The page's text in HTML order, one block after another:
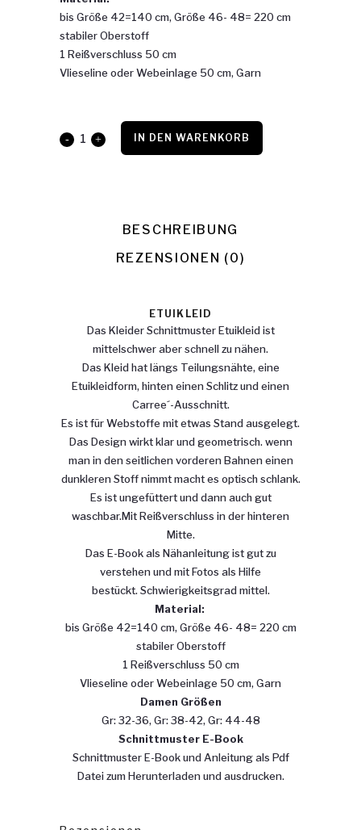
bis Größe 42=140 cm, Größe 46- 48= 220 cm
stabiler Oberstoff
1 Reißverschluss 50 cm
Vlieseline oder Webeinlage 50 cm, Garn
Etuikleid IN DEN WARENKORB
BESCHREIBUNG
REZENSIONEN (0)
ETUIKLEID
Das Kleider Schnittmuster Etuikleid ist
mittelschwer aber schnell zu nähen.
Das Kleid hat längs Teilungsnähte, eine
Etuikleidform, hinten einen Schlitz und einen
Carree´-Ausschnitt.
Es ist für Webstoffe mit etwas Stand ausgelegt.
Das Design wirkt klar und geometrisch. wenn
man in den seitlichen vorderen Bahnen einen
dunkleren Stoff nimmt macht es optisch schlank.
Es ist ungefüttert und dann auch gut
waschbar.Mit Reißverschluss in der hinteren
Mitte.
Das E-Book als Nähanleitung ist gut zu
verstehen und mit Fotos als Hilfe
bestückt. Schwierigkeitsgrad mittel.
Material:
bis Größe 42=140 cm, Größe 46- 48= 220 cm
stabiler Oberstoff
1 Reißverschluss 50 cm
Vlieseline oder Webeinlage 50 cm, Garn
Damen Größen
Gr: 32-36, Gr: 38-42, Gr: 44-48
Schnittmuster E-Book
Schnittmuster E-Book und Anleitung als Pdf
Datei zum Herunterladen und ausdrucken.